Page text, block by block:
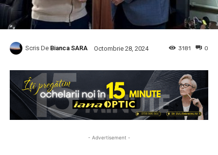
Scris De Bianca SARA Octombrie 28, 2024 0
3181
- Advertisement -